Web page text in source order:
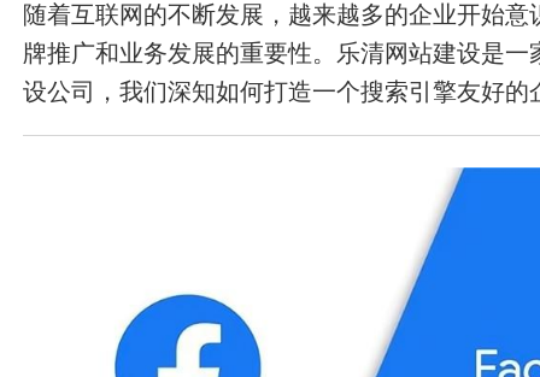
随着互联网的不断发展，越来越多的企业开始意
牌推广和业务发展的重要性。乐清网站建设是一
设公司，我们深知如何打造一个搜索引擎友好的
们分享的一些有利于百度收录排名的建站技巧。
网站目录结构对于搜索引擎友好是至关重要的
的、清晰的、可读性强的目录结构，方便搜索
容。目录结构应该简单明了，避免过深的层级
地索引和排名网站内容。 优化网站内容 网站的
和用户的关键。优质的内容不仅可以提高网站
还可以吸引更多的用户和潜在客户。在网站内